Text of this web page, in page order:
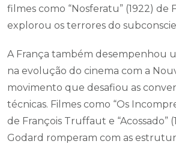
filmes como “Nosferatu” (1922) de
explorou os terrores do
A França também desempenhou
na evolução do cinema com a
movimento que desafiou as
técnicas. Filmes como “Os
de François Truffaut e “Acossado”
Godard romperam com as